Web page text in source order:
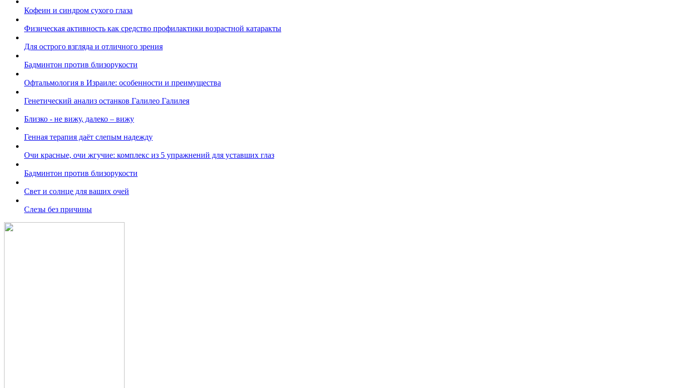
Кофеин и синдром сухого глаза
Физическая активность как средство профилактики возрастной катаракты
Для острого взгляда и отличного зрения
Бадминтон против близорукости
Офтальмология в Израиле: особенности и преимущества
Генетический анализ останков Галилео Галилея
Близко - не вижу, далеко – вижу
Генная терапия даёт слепым надежду
Очи красные, очи жгучие: комплекс из 5 упражнений для уставших глаз
Бадминтон против близорукости
Свет и солнце для ваших очей
Слезы без причины